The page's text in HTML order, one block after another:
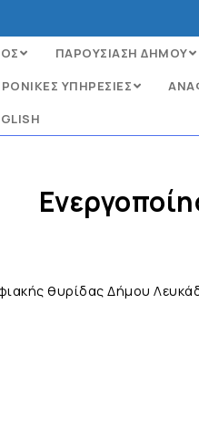
ΠΑΡΟΥΣΙΑΣΗ ΔΗΜΟΥ
ΥΠΗΡΕΣΊΕΣ
θυρίδας Δήμου